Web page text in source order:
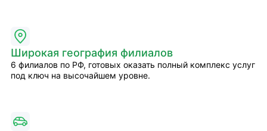
Широкая география филиалов
6 филиалов по РФ, готовых оказать полный комплекс услуг
под ключ на высочайшем уровне.